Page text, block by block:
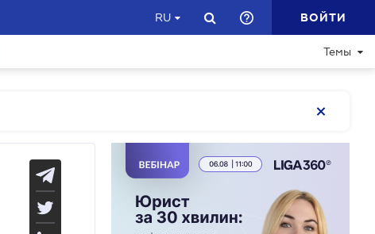
RU ВОЙТИ
Темы